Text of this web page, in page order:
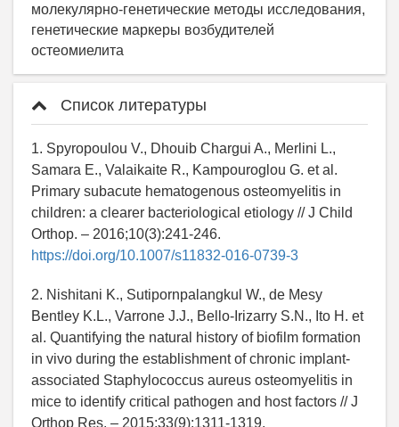
молекулярно-генетические методы исследования,
генетические маркеры возбудителей
остеомиелита
Список литературы
1. Spyropoulou V., Dhouib Chargui A., Merlini L.,
Samara E., Valaikaite R., Kampouroglou G. et al.
Primary subacute hematogenous osteomyelitis in
children: a clearer bacteriological etiology // J Child
Orthop. – 2016;10(3):241-246.
https://doi.org/10.1007/s11832-016-0739-3
2. Nishitani K., Sutipornpalangkul W., de Mesy
Bentley K.L., Varrone J.J., Bello-Irizarry S.N., Ito H. et
al. Quantifying the natural history of biofilm formation
in vivo during the establishment of chronic implant-
associated Staphylococcus aureus osteomyelitis in
mice to identify critical pathogen and host factors // J
Orthop Res. – 2015;33(9):1311-1319.